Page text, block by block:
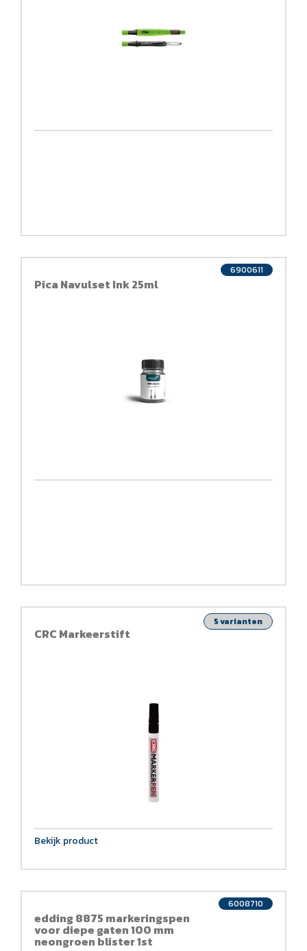
Pica Navulset Ink 25ml
6900611
CRC Markeerstift
5 varianten
Bekijk product
edding 8875 markeringspen
voor diepe gaten 100 mm
neongroen blister 1st
6008710